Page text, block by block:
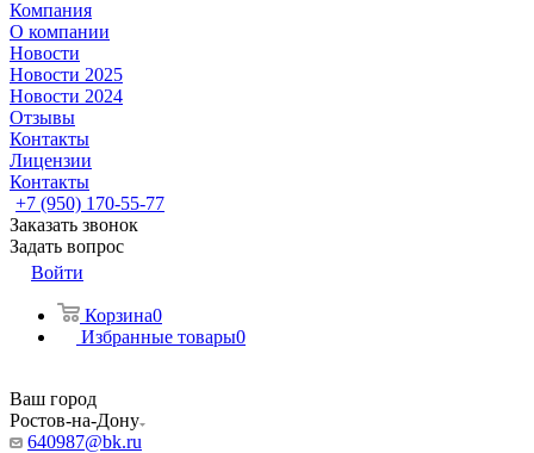
Компания
О компании
Новости
Новости 2025
Новости 2024
Отзывы
Контакты
Лицензии
Контакты
+7 (950) 170-55-77
Заказать звонок
Задать вопрос
Войти
Корзина0
Избранные товары0
Ваш город
Ростов-на-Дону
640987@bk.ru